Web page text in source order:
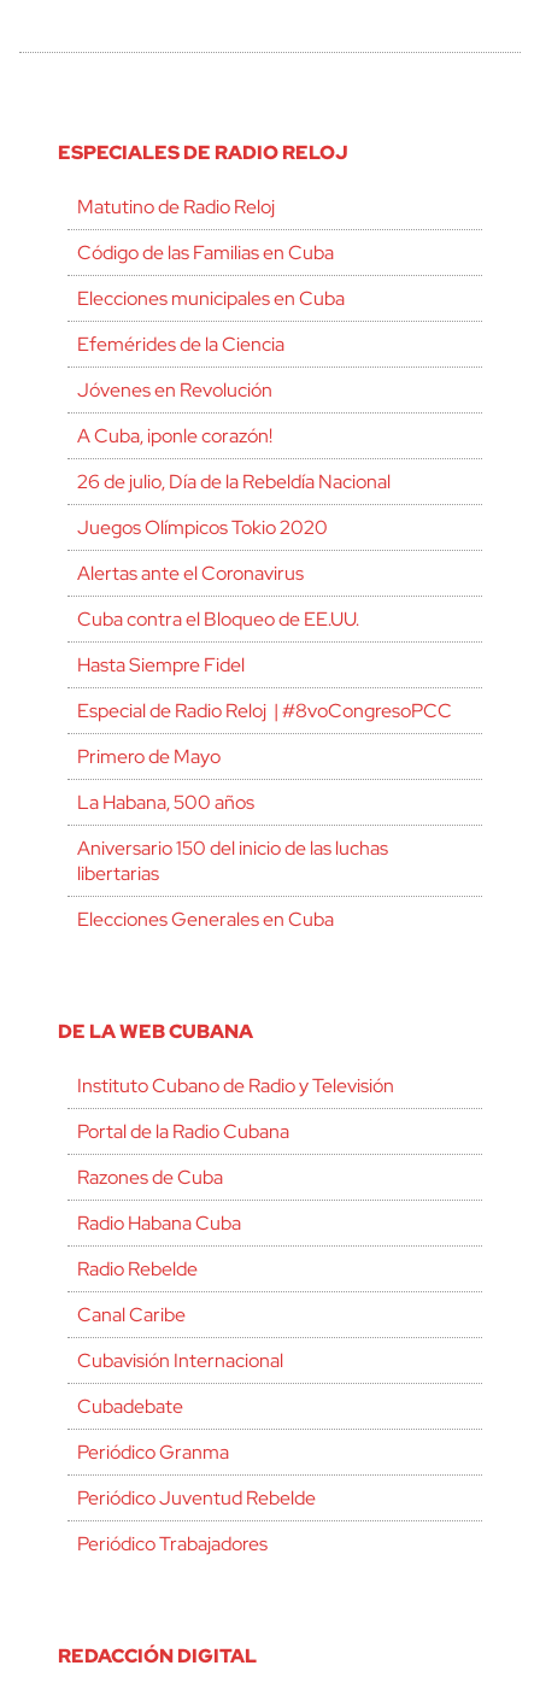
ESPECIALES DE RADIO RELOJ
Matutino de Radio Reloj
Código de las Familias en Cuba
Elecciones municipales en Cuba
Efemérides de la Ciencia
Jóvenes en Revolución
A Cuba, ¡ponle corazón!
26 de julio, Día de la Rebeldía Nacional
Juegos Olímpicos Tokio 2020
Alertas ante el Coronavirus
Cuba contra el Bloqueo de EE.UU.
Hasta Siempre Fidel
Especial de Radio Reloj | #8voCongresoPCC
Primero de Mayo
La Habana, 500 años
Aniversario 150 del inicio de las luchas
libertarias
Elecciones Generales en Cuba
DE LA WEB CUBANA
Instituto Cubano de Radio y Televisión
Portal de la Radio Cubana
Razones de Cuba
Radio Habana Cuba
Radio Rebelde
Canal Caribe
Cubavisión Internacional
Cubadebate
Periódico Granma
Periódico Juventud Rebelde
Periódico Trabajadores
REDACCIÓN DIGITAL